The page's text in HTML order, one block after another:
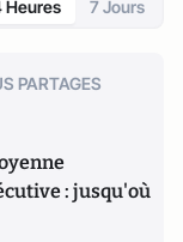
Heures 7 Jours
PARTAGES
: jusqu'où